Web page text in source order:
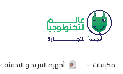
مكيفات أجهزة التبريد و التدفئة CATEGORIES